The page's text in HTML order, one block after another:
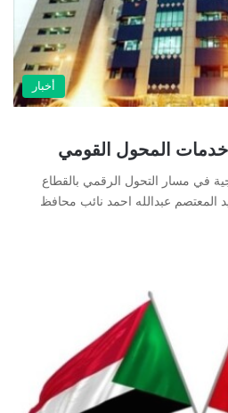
أخبار
المحول القومي
في مسار التحول الرقمي بالقطاع
عبدالله احمد نائب محافظ